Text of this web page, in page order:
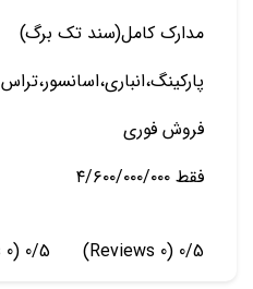
مدارک کامل(سند تک برگ)
پارکینگ،انباری،اسانسور،تراس
فروش فوری
فقط ۴/۶۰۰/۰۰۰/۰۰۰
0/5
(0 Reviews)
0/5
(0 Reviews)